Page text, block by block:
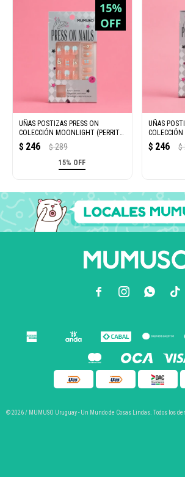
UÑAS POSTIZAS PRESS ON
COLECCIÓN MOONLIGHT (PERRITO
ADORABLE)
$ 246 $ 289
15% OFF
UÑAS
PERRUNO)
$ 246 $
  
© 2026 / MUMUSO Uruguay - Un Mundo de Cosas Lindas. Todos los